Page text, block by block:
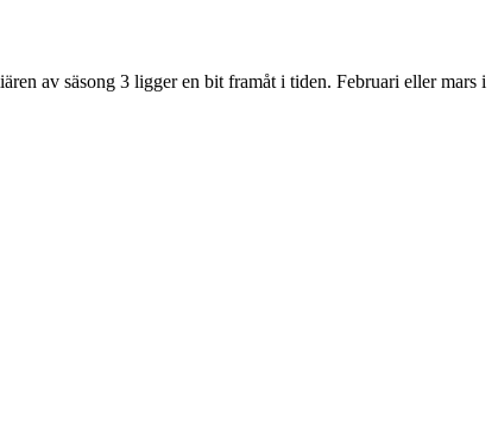
av säsong 3 ligger en bit framåt i tiden. Februari eller mars i